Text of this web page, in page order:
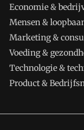
Economie &
Mensen &
Marketing &
Voeding &
Technologie &
Product &